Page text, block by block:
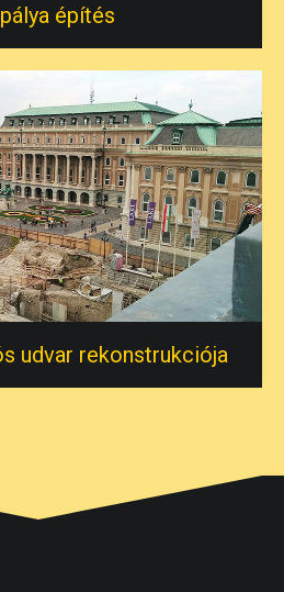
építés
udvar rekonstrukciója